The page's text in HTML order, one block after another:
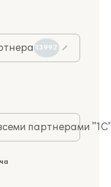
13992
партнерами